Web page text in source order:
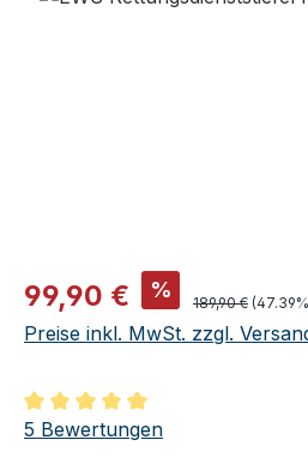
Verkaufspreis:
99,90 € % Regulärer Preis:
189,90 €
Preise inkl. MwSt. zzgl.
Durchschnittliche Bewertung
5 Bewertungen